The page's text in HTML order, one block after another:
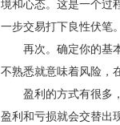
境和心态。这是一个过
一步交易打下良性伏笔。
再次。确定你的基本
不熟悉就意味着风险，
盈利的方式有很多，
盈利和亏损就会交替出